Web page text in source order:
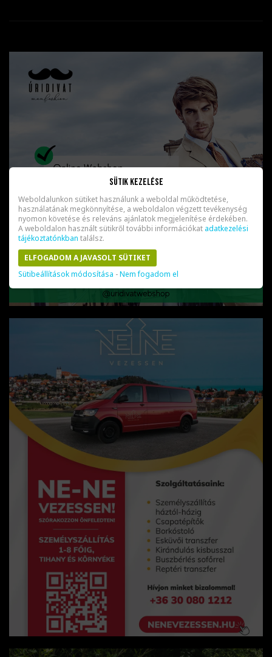
Sütik kezelése
Weboldalunkon sütiket használunk a weboldal működtetése,
használatának megkönnyítése, a weboldalon végzett tevékenység
nyomon követése és releváns ajánlatok megjelenítése érdekében.
A weboldalon használt sütikről további információkat adatkezelési
tájékoztatónkban találsz.
ELFOGADOM A JAVASOLT SÜTIKET
Sütibeállítások módosítása -Nem fogadom el